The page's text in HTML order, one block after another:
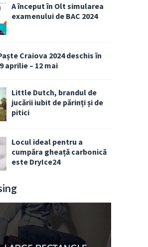
A început în Olt simularea
examenului de BAC 2024
Craiova 2024 deschis în
aprilie – 12 mai
Little Dutch, brandul de
jucării iubit de părinți și de
pitici
Locul ideal pentru a
cumpăra gheață carbonică
este DryIce24